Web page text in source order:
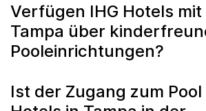
Verfügen IHG Hotels mit
Tampa über
Pooleinrichtungen?
Ist der Zugang zum Pool